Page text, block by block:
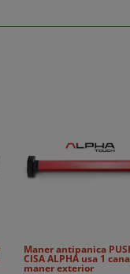
Maner antipanica
CISA ALPHA usa 1
maner exterior